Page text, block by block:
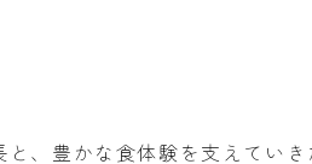
、豊かな食体験を支えていき